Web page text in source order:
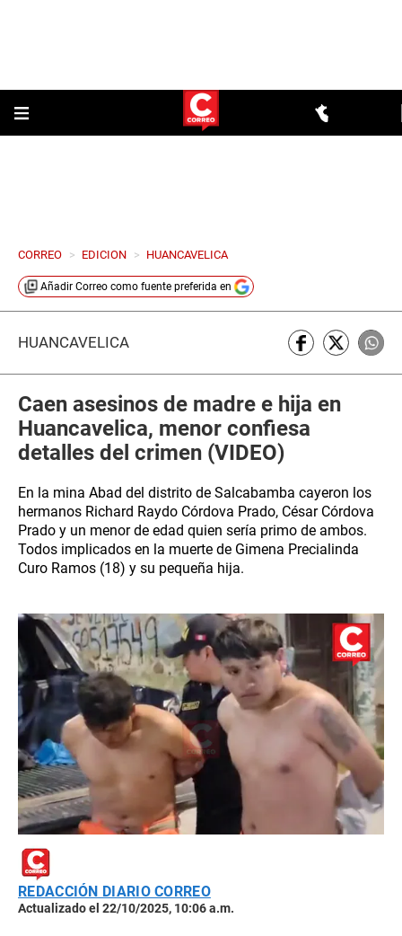
CORREO > EDICION > HUANCAVELICA
Añadir Correo como fuente preferida en
HUANCAVELICA
Caen asesinos de madre e hija en
Huancavelica, menor confiesa
detalles del crimen (VIDEO)
En la mina Abad del distrito de Salcabamba cayeron los
hermanos Richard Raydo Córdova Prado, César Córdova
Prado y un menor de edad quien sería primo de ambos.
Todos implicados en la muerte de Gimena Precialinda
Curo Ramos (18) y su pequeña hija.
REDACCIÓN DIARIO CORREO
Actualizado el 22/10/2025, 10:06 a.m.